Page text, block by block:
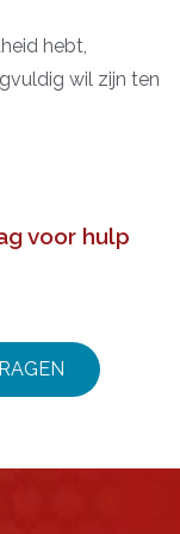
hebt,
wil zijn ten
voor hulp